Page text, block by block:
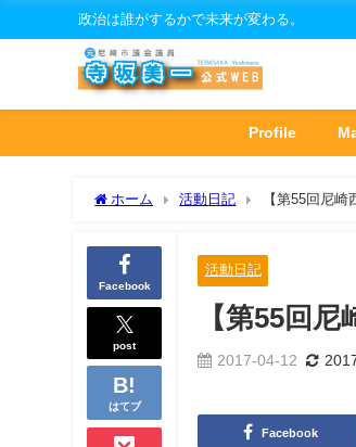
政治は誰がするかで未来が変わる。
Profile
ホーム 活動日記 【第55回尼崎
Facebook
post
はてブ
活動日記
【第55回尼
2017-04-12
Facebook